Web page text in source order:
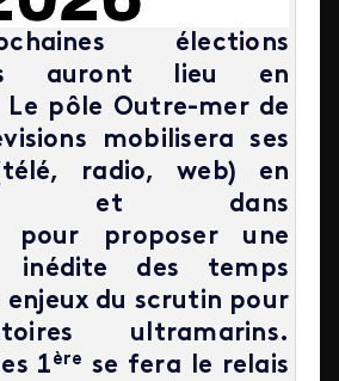
élections
auront lieu en
Le pôle Outre-mer de
mobilisera ses
radio, web) en
et dans
pour proposer une
inédite des temps
du scrutin pour
ultramarins.
1ère se fera le relais